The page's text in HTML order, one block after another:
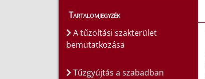
Tartalomjegyzék
A tűzoltási szakterület
bemutatkozása
Tűzgyújtás a szabadban